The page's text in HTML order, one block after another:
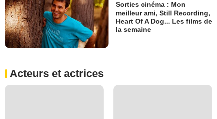
Sorties cinéma : Mon
meilleur ami, Still Recording,
Heart Of A Dog... Les films de
la semaine
Acteurs et actrices